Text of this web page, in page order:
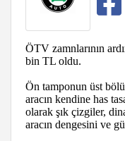
ÖTV zamnlarının
bin TL oldu.
Ön tamponun üst
aracın kendine has
olarak şık çizgiler,
aracın dengesini ve